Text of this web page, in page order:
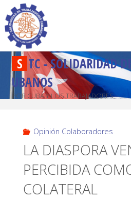
S TC-SOLIDARIDADD
U BANOS
POR CUBA Y LOS TRABAJADORES
Opinión Colaboradores
LA DIASPORA
PERCIBIDA
COLATERAL